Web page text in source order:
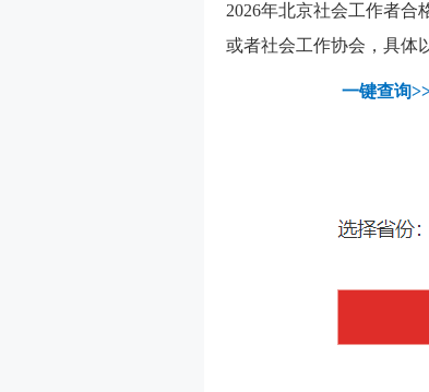
2026年北京社会工作者合
或者社会工作协会，具体
一键查询